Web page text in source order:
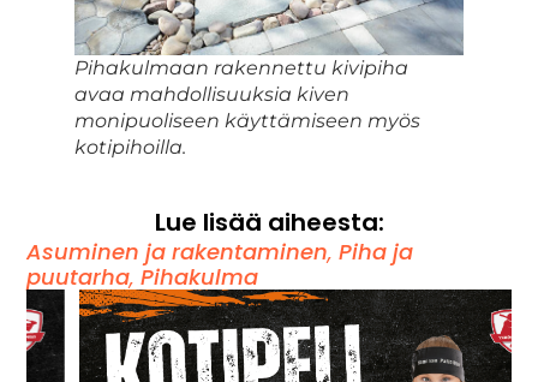
Pihakulmaan rakennettu kivipiha
avaa mahdollisuuksia kiven
monipuoliseen käyttämiseen myös
kotipihoilla.
Lue lisää aiheesta:
Asuminen ja rakentaminen,Piha ja
puutarha,Pihakulma